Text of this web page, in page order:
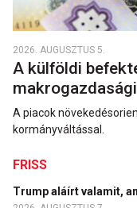
2026. AUGUSZTUS 5.
A külföldi
A piacok
kormányváltással.
FRISS
Trump aláírt valamit,